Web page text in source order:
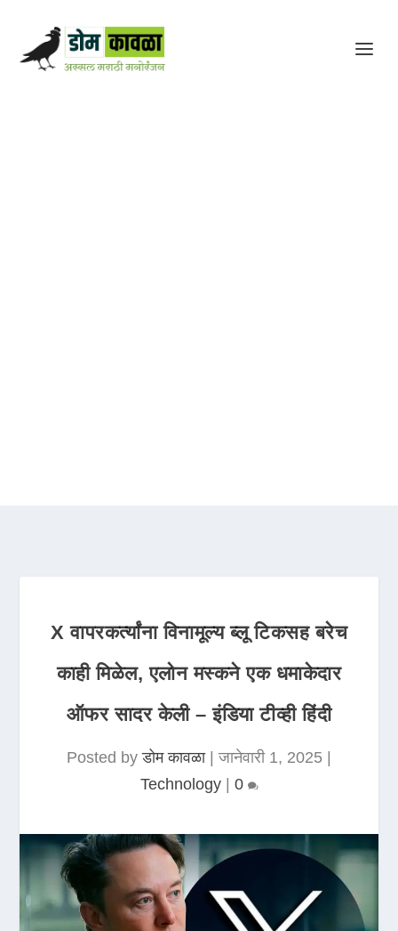
X वापरकर्त्यांना विनामूल्य ब्लू टिकसह बरेच
काही मिळेल, एलोन मस्कने एक धमाकेदार
ऑफर सादर केली – इंडिया टीव्ही हिंदी
Posted byडोम कावळा|जानेवारी 1, 2025
Technology| 0